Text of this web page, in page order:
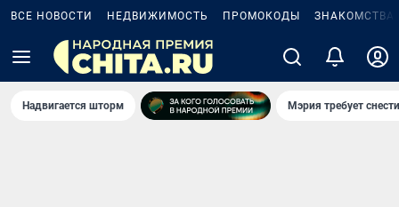
ВСЕ НОВОСТИ НЕДВИЖИМОСТЬ ПРОМОКОДЫ ЗНАКОМСТВА
Надвигается шторм Мэрия требует